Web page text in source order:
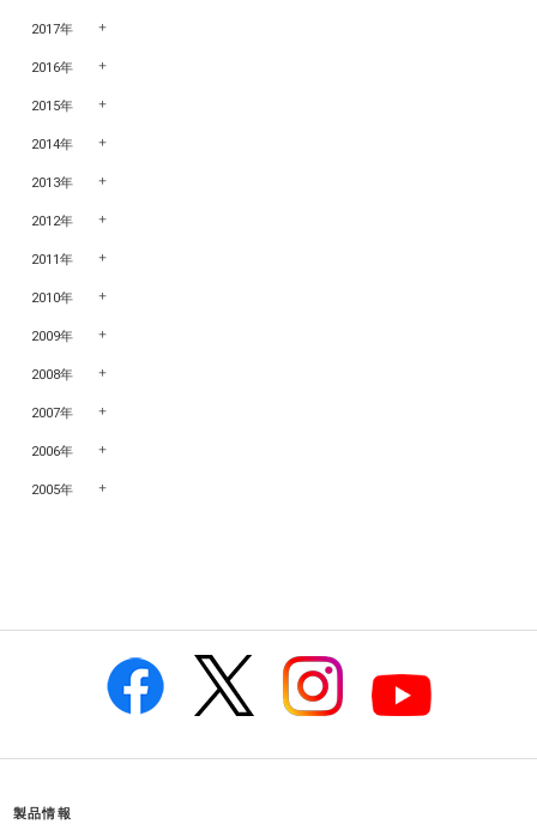
2017年
2016年
2015年
2014年
2013年
2012年
2011年
2010年
2009年
2008年
2007年
2006年
2005年
製品情報